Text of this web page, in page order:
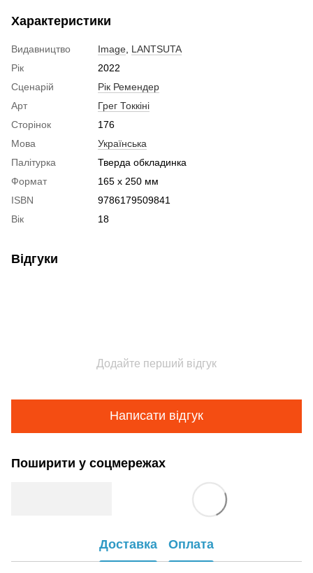
Характеристики
Видавництво Image LANTSUTA
Рік
2022
Сценарій
Рік Ремендер
Арт
Грег Токкіні
Сторінок
176
Мова
Українська
Палітурка
Тверда обкладинка
Формат
165 х 250 мм
ISBN
9786179509841
Вік
18
Відгуки
Додайте перший відгук
Написати відгук
Поширити у соцмережах
Доставка Оплата